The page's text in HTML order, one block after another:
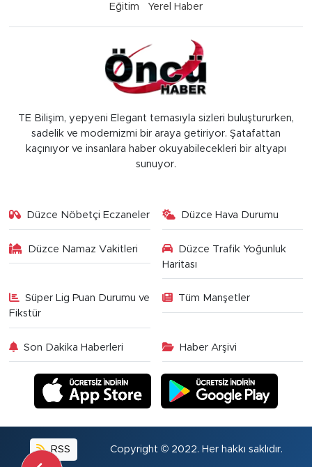
Eğitim
Yerel Haber
TE Bilişim, yepyeni Elegant temasıyla sizleri buluştururken,
sadelik ve modernizmi bir araya getiriyor. Şatafattan
kaçınıyor ve insanlara haber okuyabilecekleri bir altyapı
sunuyor.
Düzce Nöbetçi Eczaneler Düzce Hava Durumu
Düzce Namaz Vakitleri
Düzce Trafik Yoğunluk
Haritası
Süper Lig Puan Durumu ve
Fikstür
Tüm Manşetler
Son Dakika Haberleri Haber Arşivi
RSS Copyright © 2022. Her hakkı saklıdır.